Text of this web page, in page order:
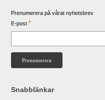
Prenumerera på vårat nyhetsbrev
E-post*
Snabblänkar